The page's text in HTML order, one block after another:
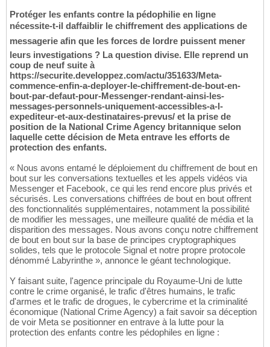
Protéger les enfants contre la pédophilie en ligne
nécessite-t-il daffaiblir le chiffrement des applications de
messagerie afin que les forces de lordre puissent mener
leurs investigations ? La question divise. Elle reprend un
coup de neuf suite à
https://securite.developpez.com/actu/351633/Meta-
commence-enfin-a-deployer-le-chiffrement-de-bout-en-
bout-par-defaut-pour-Messenger-rendant-ainsi-les-
messages-personnels-uniquement-accessibles-a-l-
expediteur-et-aux-destinataires-prevus/ et la prise de
position de la National Crime Agency britannique selon
laquelle cette décision de Meta entrave les efforts de
protection des enfants.
« Nous avons entamé le déploiement du chiffrement de bout en
bout sur les conversations textuelles et les appels vidéos via
Messenger et Facebook, ce qui les rend encore plus privés et
sécurisés. Les conversations chiffrées de bout en bout offrent
des fonctionnalités supplémentaires, notamment la possibilité
de modifier les messages, une meilleure qualité de média et la
disparition des messages. Nous avons conçu notre chiffrement
de bout en bout sur la base de principes cryptographiques
solides, tels que le protocole Signal et notre propre protocole
dénommé Labyrinthe », annonce le géant technologique.
Y faisant suite, l'agence principale du Royaume-Uni de lutte
contre le crime organisé, le trafic d'êtres humains, le trafic
d'armes et le trafic de drogues, le cybercrime et la criminalité
économique (National Crime Agency) a fait savoir sa déception
de voir Meta se positionner en entrave à la lutte pour la
protection des enfants contre les pédophiles en ligne :